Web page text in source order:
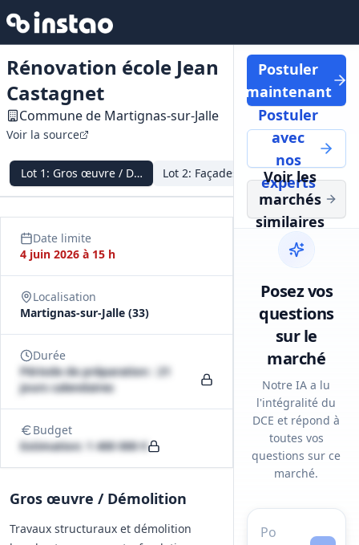
Rénovation école Jean
Castagnet
Commune de Martignas‑sur‑Jalle
Voir la source
Lot 1 : Gros œuvre / Démolition
Lot2: Façades / ITE Lot3:
Date limite
4 juin 2026 à 15 h
Localisation
Martignas‑sur‑Jalle (33)
Durée
Période de préparation : 21
jours calendaires
Budget
Estimation: 1 400 000 €
Gros œuvre / Démolition
Travaux structuraux et démolition
Postuler
maintenant
Postuler
avec
nos
experts
Voir les
marchés
similaires
Posez vos
questions
sur le
marché
Notre IA a lu
l'intégralité du
DCE et répond à
toutes vos
questions sur ce
marché.